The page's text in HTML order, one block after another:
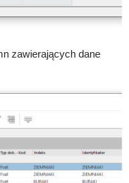
zawierających dane